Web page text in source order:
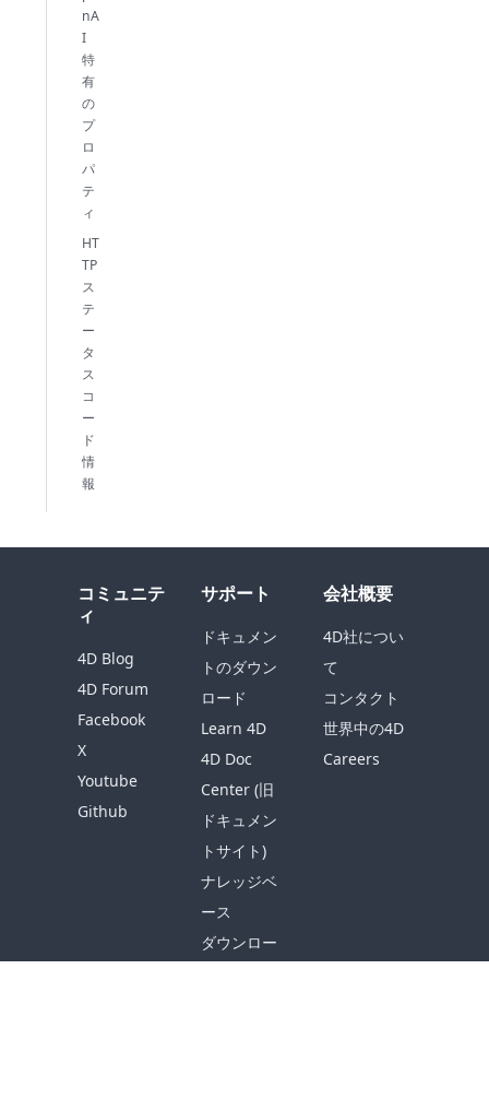
nA
I
特
有
の
プ
ロ
パ
テ
ィ
HT
TP
ス
テ
ー
タ
ス
コ
ー
ド
情
報
コミュニテ
ィ
4D Blog
4D Forum
Facebook
X
Youtube
Github
サポート
ドキュメン
トのダウン
ロード
Learn 4D
4D Doc
Center (旧
ドキュメン
トサイト)
ナレッジベ
ース
ダウンロー
会社概要
4D社につい
て
コンタクト
世界中の4D
Careers